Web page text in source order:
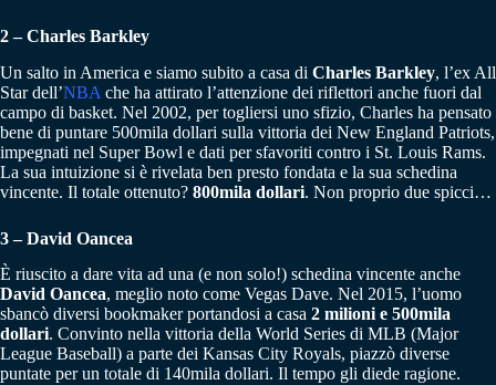
2 – Charles Barkley
Un salto in America e siamo subito a casa di Charles Barkley, l’ex All
Star dell’NBA che ha attirato l’attenzione dei riflettori anche fuori dal
campo di basket. Nel 2002, per togliersi uno sfizio, Charles ha pensato
bene di puntare 500mila dollari sulla vittoria dei New England Patriots,
impegnati nel Super Bowl e dati per sfavoriti contro i St. Louis Rams.
La sua intuizione si è rivelata ben presto fondata e la sua schedina
vincente. Il totale ottenuto? 800mila dollari. Non proprio due spicci…
3 – David Oancea
È riuscito a dare vita ad una (e non solo!) schedina vincente anche
David Oancea, meglio noto come Vegas Dave. Nel 2015, l’uomo
sbancò diversi bookmaker portandosi a casa 2 milioni e 500mila
dollari. Convinto nella vittoria della World Series di MLB (Major
League Baseball) a parte dei Kansas City Royals, piazzò diverse
puntate per un totale di 140mila dollari. Il tempo gli diede ragione.